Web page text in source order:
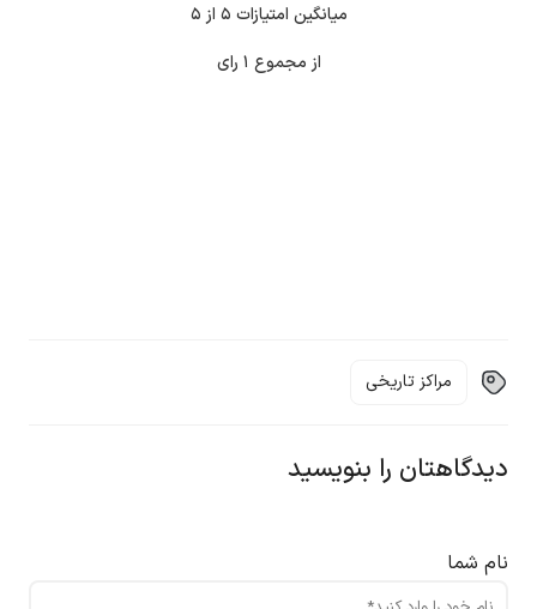
میانگین امتیازات ۵ از ۵
از مجموع ۱ رای
مراکز تاریخی
دیدگاهتان را بنویسید
نام شما